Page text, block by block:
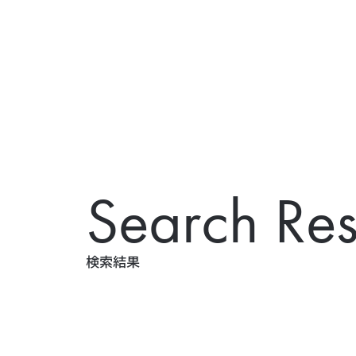
Search Res
検索結果